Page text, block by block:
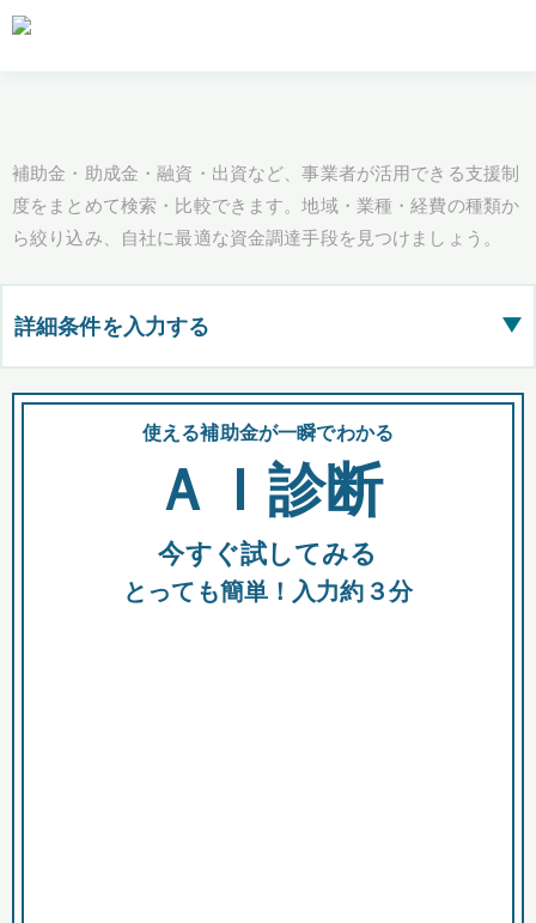
補助金・助成金・融資・出資など、事業者が活用できる支援制
度をまとめて検索・比較できます。地域・業種・経費の種類か
ら絞り込み、自社に最適な資金調達手段を見つけましょう。
詳細条件を入力する ▶
都道府県
全国の検索結果を含めて表示
助成金 融資 出資
使える補助金が一瞬でわかる
ＡＩ診断
今すぐ試してみる
とっても簡単！入力約３分